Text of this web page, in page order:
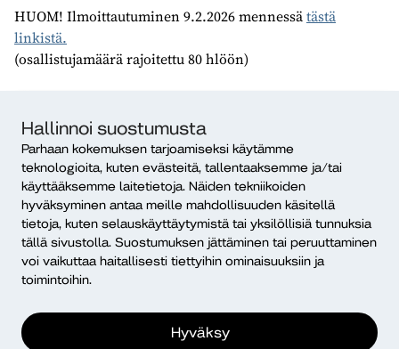
Hallinnoi suostumusta
Parhaan kokemuksen tarjoamiseksi käytämme
teknologioita, kuten evästeitä, tallentaaksemme ja/tai
käyttääksemme laitetietoja. Näiden tekniikoiden
hyväksyminen antaa meille mahdollisuuden käsitellä
tietoja, kuten selauskäyttäytymistä tai yksilöllisiä tunnuksia
tällä sivustolla. Suostumuksen jättäminen tai peruuttaminen
voi vaikuttaa haitallisesti tiettyihin ominaisuuksiin ja
toimintoihin.
Hyväksy
HUOM! Ilmoittautuminen 9.2.2026 mennessätästä
linkistä.
(osallistujamäärä rajoitettu 80 hlöön)
Jaa tapahtuma
Lisää tapahtumia